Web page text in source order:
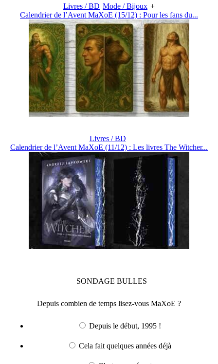
Livres / BD Mode / Bijoux +
Calendrier de l’Avent MaXoE (15/12) : Pour les fans du...
Livres / BD
Calendrier de l’Avent MaXoE (11/12) : Les livres The Witcher...
SONDAGE BULLES
Depuis combien de temps lisez-vous MaXoE ?
Depuis le début, 1995 !
Cela fait quelques années déjà